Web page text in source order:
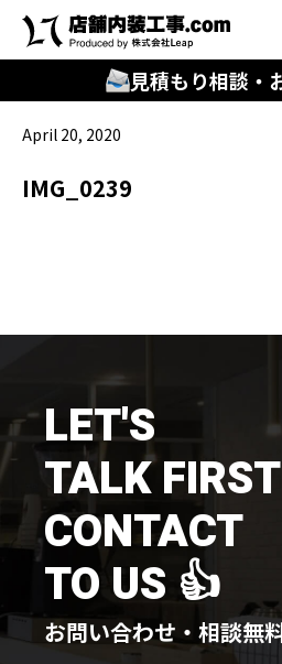
見積もり相談・
キーワードから
知る
はじめての方
店舗内装工事.comの強み
施工までの流れ
コラムを読む
お客様のこえ
April 20, 2020
IMG_0239
LET'S
TALK
CONTACT
TO US 👍
お問い合わせ・相談無